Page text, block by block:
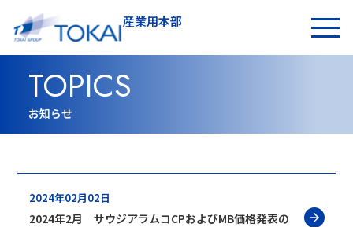
産業用本部
お問い合わせ
TOPICS
お知らせ
2024年02月02日
2024年2月 サウジアラムコCPおよびMB価格発表の